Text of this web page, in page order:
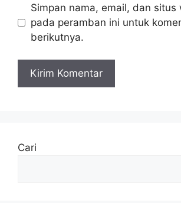
Simpan nama, email, dan situs
pada peramban ini untuk
berikutnya.
Cari